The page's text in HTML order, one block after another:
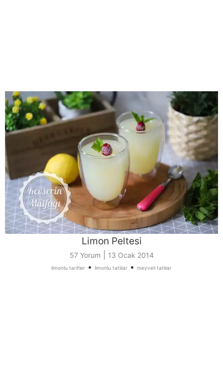
Limon Peltesi
57 Yorum 13 Ocak 2014
limonlu tarifler • limonlu tatlılar • meyveli tatlılar